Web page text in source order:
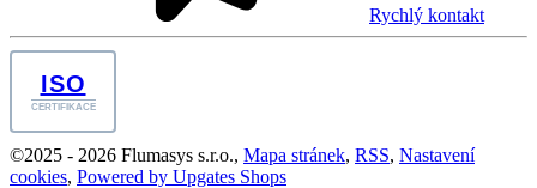
Rychlý kontakt
ISO
CERTIFIKACE
©2025 - 2026 Flumasys s.r.o., Mapa stránek, RSS, Nastavení
cookies, Powered by Upgates Shops